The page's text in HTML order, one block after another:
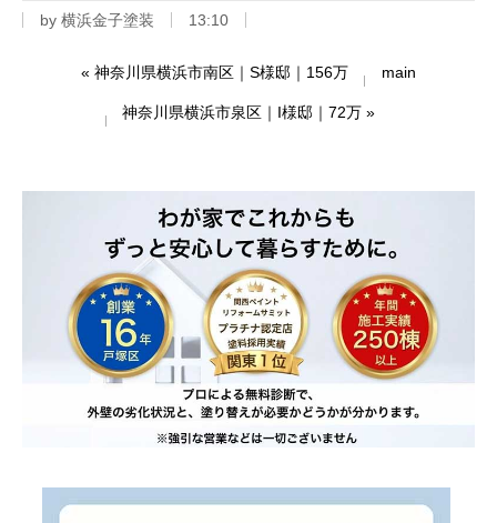
by 横浜金子塗装 13:10
« 神奈川県横浜市南区｜S様邸｜156万 main
神奈川県横浜市泉区｜I様邸｜72万 »